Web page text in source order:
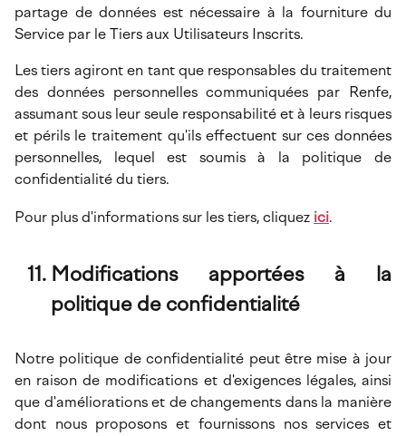
partage de données est nécessaire à la fourniture du
Service par le Tiers aux Utilisateurs Inscrits.
Les tiers agiront en tant que responsables du traitement
des données personnelles communiquées par Renfe,
assumant sous leur seule responsabilité et à leurs risques
et périls le traitement qu'ils effectuent sur ces données
personnelles, lequel est soumis à la politique de
confidentialité du tiers.
Pour plus d'informations sur les tiers, cliquez ici.
Modifications apportées à la
politique de confidentialité
Notre politique de confidentialité peut être mise à jour
en raison de modifications et d'exigences légales, ainsi
que d'améliorations et de changements dans la manière
dont nous proposons et fournissons nos services et